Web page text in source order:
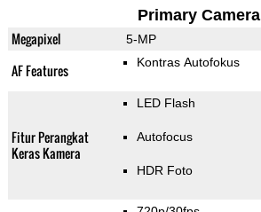
Primary Camera
Megapixel 5-MP
AF Features Kontras Autofokus
Fitur Perangkat
Keras Kamera
LED Flash
Autofocus
HDR Foto